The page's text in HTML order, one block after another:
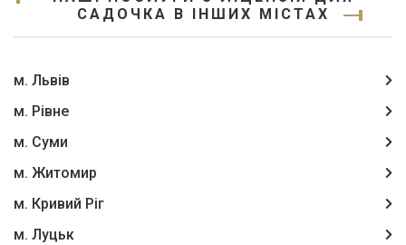
САДОЧКА В ІНШИХ МІСТАХ
м. Львів
м. Рівне
м. Суми
м. Житомир
м. Кривий Ріг
м. Луцьк